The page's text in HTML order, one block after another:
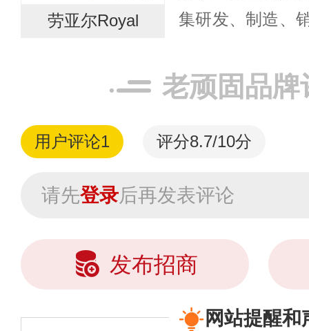
劳亚尔Royal
集研发、制造、
网点。品牌故事
老顽固品牌
用户评论1 评分8.7/10分
请先登录后再发表评论
发布招商
网站提醒和